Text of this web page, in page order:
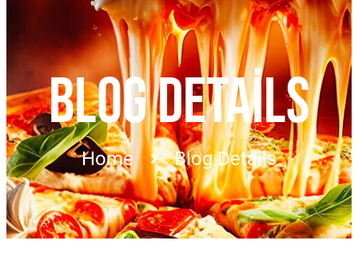
BLOG DETAILS
Home Blog Details